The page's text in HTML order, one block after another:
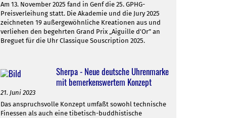
Am 13. November 2025 fand in Genf die 25. GPHG-
Preisverleihung statt. Die Akademie und die Jury 2025
zeichneten 19 außergewöhnliche Kreationen aus und
verliehen den begehrten Grand Prix „Aiguille d'Or” an
Breguet für die Uhr Classique Souscription 2025.
Sherpa - Neue deutsche Uhrenmarke
mit bemerkenswertem Konzept
21. Juni 2023
Das anspruchsvolle Konzept umfaßt sowohl technische
Finessen als auch eine tibetisch-buddhistische